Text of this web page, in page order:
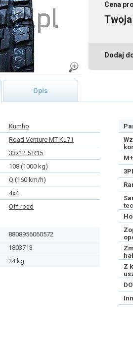
Cena
Dodaj
Opis
Kumho
Road Venture MT KL71
33x12.5 R15
108 (1000 kg)
Q (160 km/h)
4x4
Off-road
8808956060572
1803713
24 kg
Z